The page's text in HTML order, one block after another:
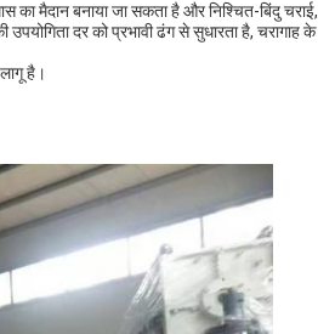
का मैदान बनाया जा सकता है और निश्चित-बिंदु
दर को प्रभावी ढंग से सुधारता है, चरागाह
है।